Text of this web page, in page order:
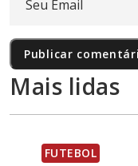
Mais lidas
FUTEBOL